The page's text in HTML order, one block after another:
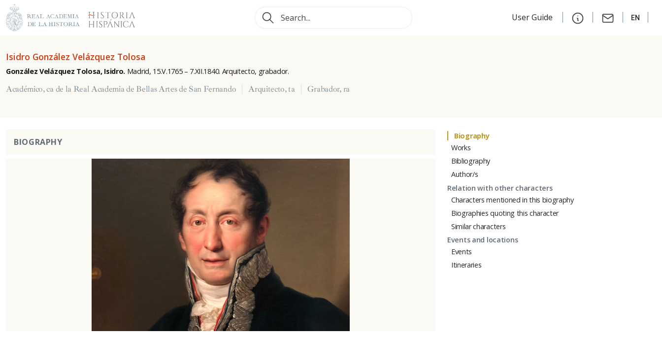
User Guide EN
Isidro González Velázquez Tolosa
González Velázquez Tolosa, Isidro. Madrid, 15.V.1765 – 7.XII.1840. Arquitecto, grabador.
Académico, ca de la Real Academia de Bellas Artes de San Fernando Arquitecto, ta Grabador, ra
BIOGRAPHY
Biography
Works
Bibliography
Author/s
Relation with other characters
Characters mentioned in this biography
Biographies quoting this character
Similar characters
Events and locations
Events
Itineraries